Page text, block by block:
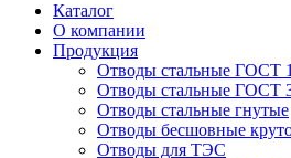
Каталог
О компании
Продукция
Отводы стальные ГОСТ
Отводы стальные ГОСТ
Отводы стальные гнутые
Отводы бесшовные
Отводы для ТЭС